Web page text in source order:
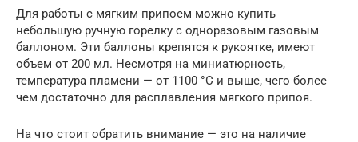
Для работы с мягким припоем можно купить
небольшую ручную горелку с одноразовым газовым
баллоном. Эти баллоны крепятся к рукоятке, имеют
объем от 200 мл. Несмотря на миниатюрность,
температура пламени — от 1100 °C и выше, чего более
чем достаточно для расплавления мягкого припоя.
На что стоит обратить внимание — это на наличие